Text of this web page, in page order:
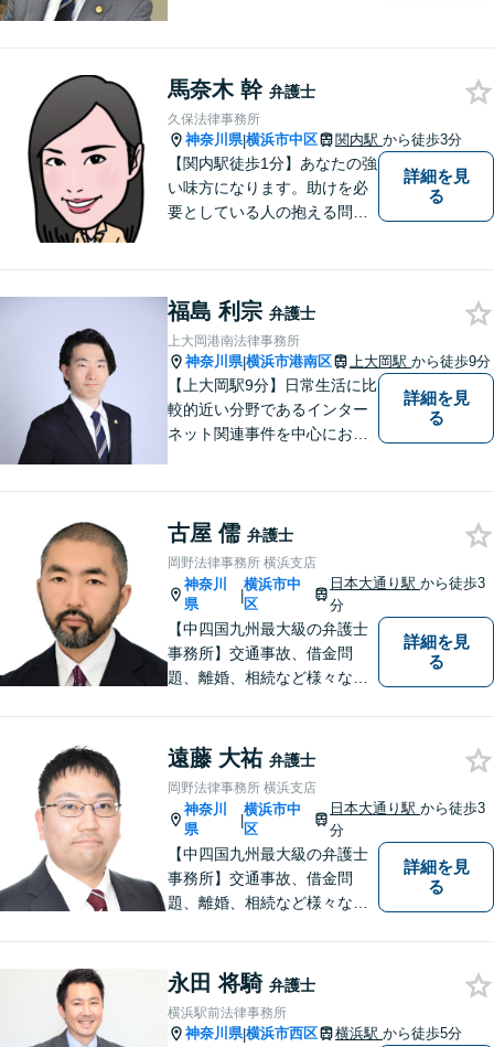
馬奈木 幹 弁護士
久保法律事務所
神奈川県|横浜市中区 関内駅 から徒歩3分
【関内駅徒歩1分】あなたの強
い味方になります。助けを必
要としている人の抱える問題
でいます。ぜひお気軽にご相
談ください。
詳細を見
る
福島 利宗 弁護士
上大岡港南法律事務所
神奈川県|横浜市港南区 上大岡駅 から徒歩9分
【上大岡駅9分】日常生活に比
較的近い分野であるインター
ネット関連事件を中心にお取
ルにて掲載情報のURL等をお
送りください。見込み、費用
等をご案内させていただきま
す。
詳細を見
る
古屋 儒 弁護士
岡野法律事務所 横浜支店
神奈川
県
|
横浜市中
区
日本大通り駅から徒歩3
分
【中四国九州最大級の弁護士
事務所】交通事故、借金問
題、離婚、相続など様々な問
まずはお気軽にご相談くださ
い！
詳細を見
る
遠藤 大祐 弁護士
岡野法律事務所 横浜支店
神奈川
県
|
横浜市中
区
日本大通り駅から徒歩3
分
【中四国九州最大級の弁護士
事務所】交通事故、借金問
題、離婚、相続など様々な問
まずはお気軽にご相談くださ
い！
詳細を見
る
永田 将騎 弁護士
横浜駅前法律事務所
神奈川県|横浜市西区 横浜駅 から徒歩5分